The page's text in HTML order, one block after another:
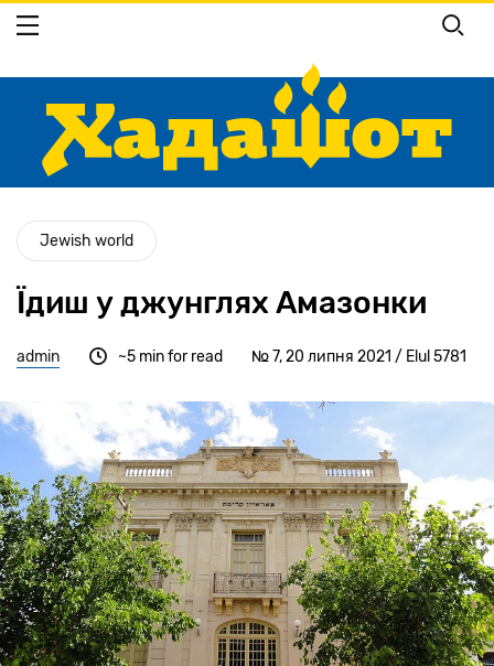
Перейти
основного
Jewish world
Їдиш у джунглях Амазонки
admin № 7, 20 липня 2021 / Elul 5781
~5 min for read